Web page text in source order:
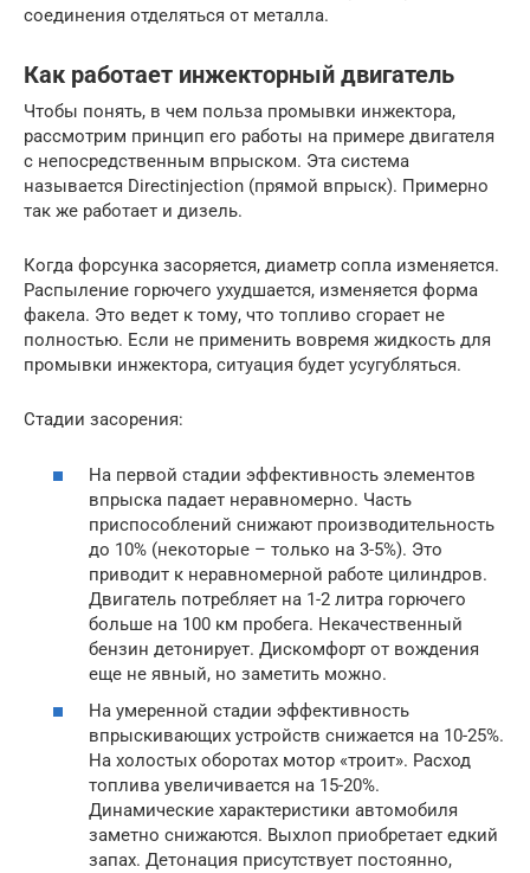
соединения отделяться от металла.
Как работает инжекторный двигатель
Чтобы понять, в чем польза промывки инжектора,
рассмотрим принцип его работы на примере двигателя
с непосредственным впрыском. Эта система
называется Directinjection (прямой впрыск). Примерно
так же работает и дизель.
Когда форсунка засоряется, диаметр сопла изменяется.
Распыление горючего ухудшается, изменяется форма
факела. Это ведет к тому, что топливо сгорает не
полностью. Если не применить вовремя жидкость для
промывки инжектора, ситуация будет усугубляться.
Стадии засорения:
На первой стадии эффективность элементов
впрыска падает неравномерно. Часть
приспособлений снижают производительность
до 10% (некоторые – только на 3-5%). Это
приводит к неравномерной работе цилиндров.
Двигатель потребляет на 1-2 литра горючего
больше на 100 км пробега. Некачественный
бензин детонирует. Дискомфорт от вождения
еще не явный, но заметить можно.
На умеренной стадии эффективность
впрыскивающих устройств снижается на 10-25%.
На холостых оборотах мотор «троит». Расход
топлива увеличивается на 15-20%.
Динамические характеристики автомобиля
заметно снижаются. Выхлоп приобретает едкий
запах. Детонация присутствует постоянно,